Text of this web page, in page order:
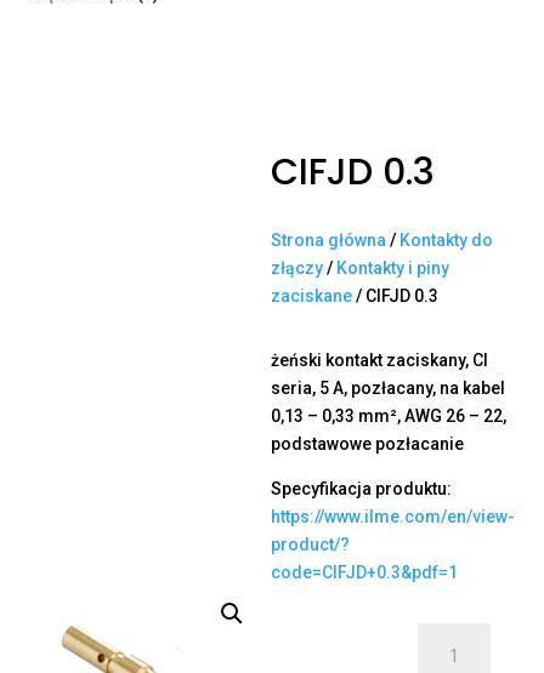
CIFJD 0.3
Strona główna / Kontakty do
złączy/ Kontakty i piny
zaciskane/ CIFJD 0.3
żeński kontakt zaciskany, CI
seria, 5 A, pozłacany, na kabel
0,13 – 0,33 mm², AWG 26 – 22,
podstawowe pozłacanie
Specyfikacja produktu:
https://www.ilme.com/en/view-
product/?
code=CIFJD+0.3&pdf=1
CIFJD